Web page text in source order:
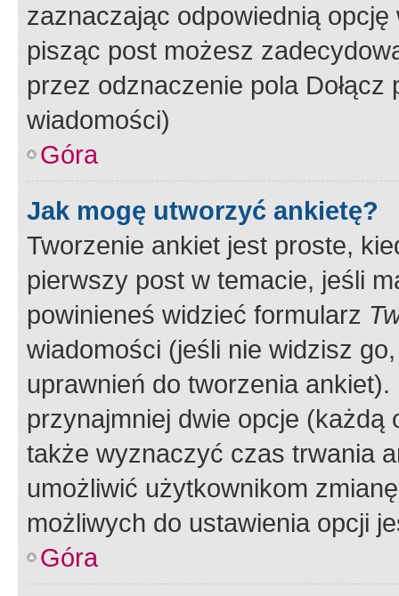
zaznaczając odpowiednią
pisząc post możesz
przez odznaczenie pola
wiadomości)
Góra
Jak mogę utworzyć ankietę?
Tworzenie ankiet jest proste,
pierwszy post w temacie, jeśli
powinieneś widzieć formularz
wiadomości (jeśli nie widzisz
uprawnień do tworzenia
przynajmniej dwie opcje
także wyznaczyć czas trwania
umożliwić użytkownikom
możliwych do ustawienia opcji
Góra